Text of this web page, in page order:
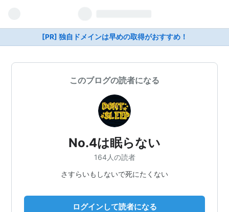
[PR] 独自ドメインは早めの取得がおすすめ！
このブログの読者になる
No.4は眠らない
164人の読者
さすらいもしないで死にたくない
ログインして読者になる